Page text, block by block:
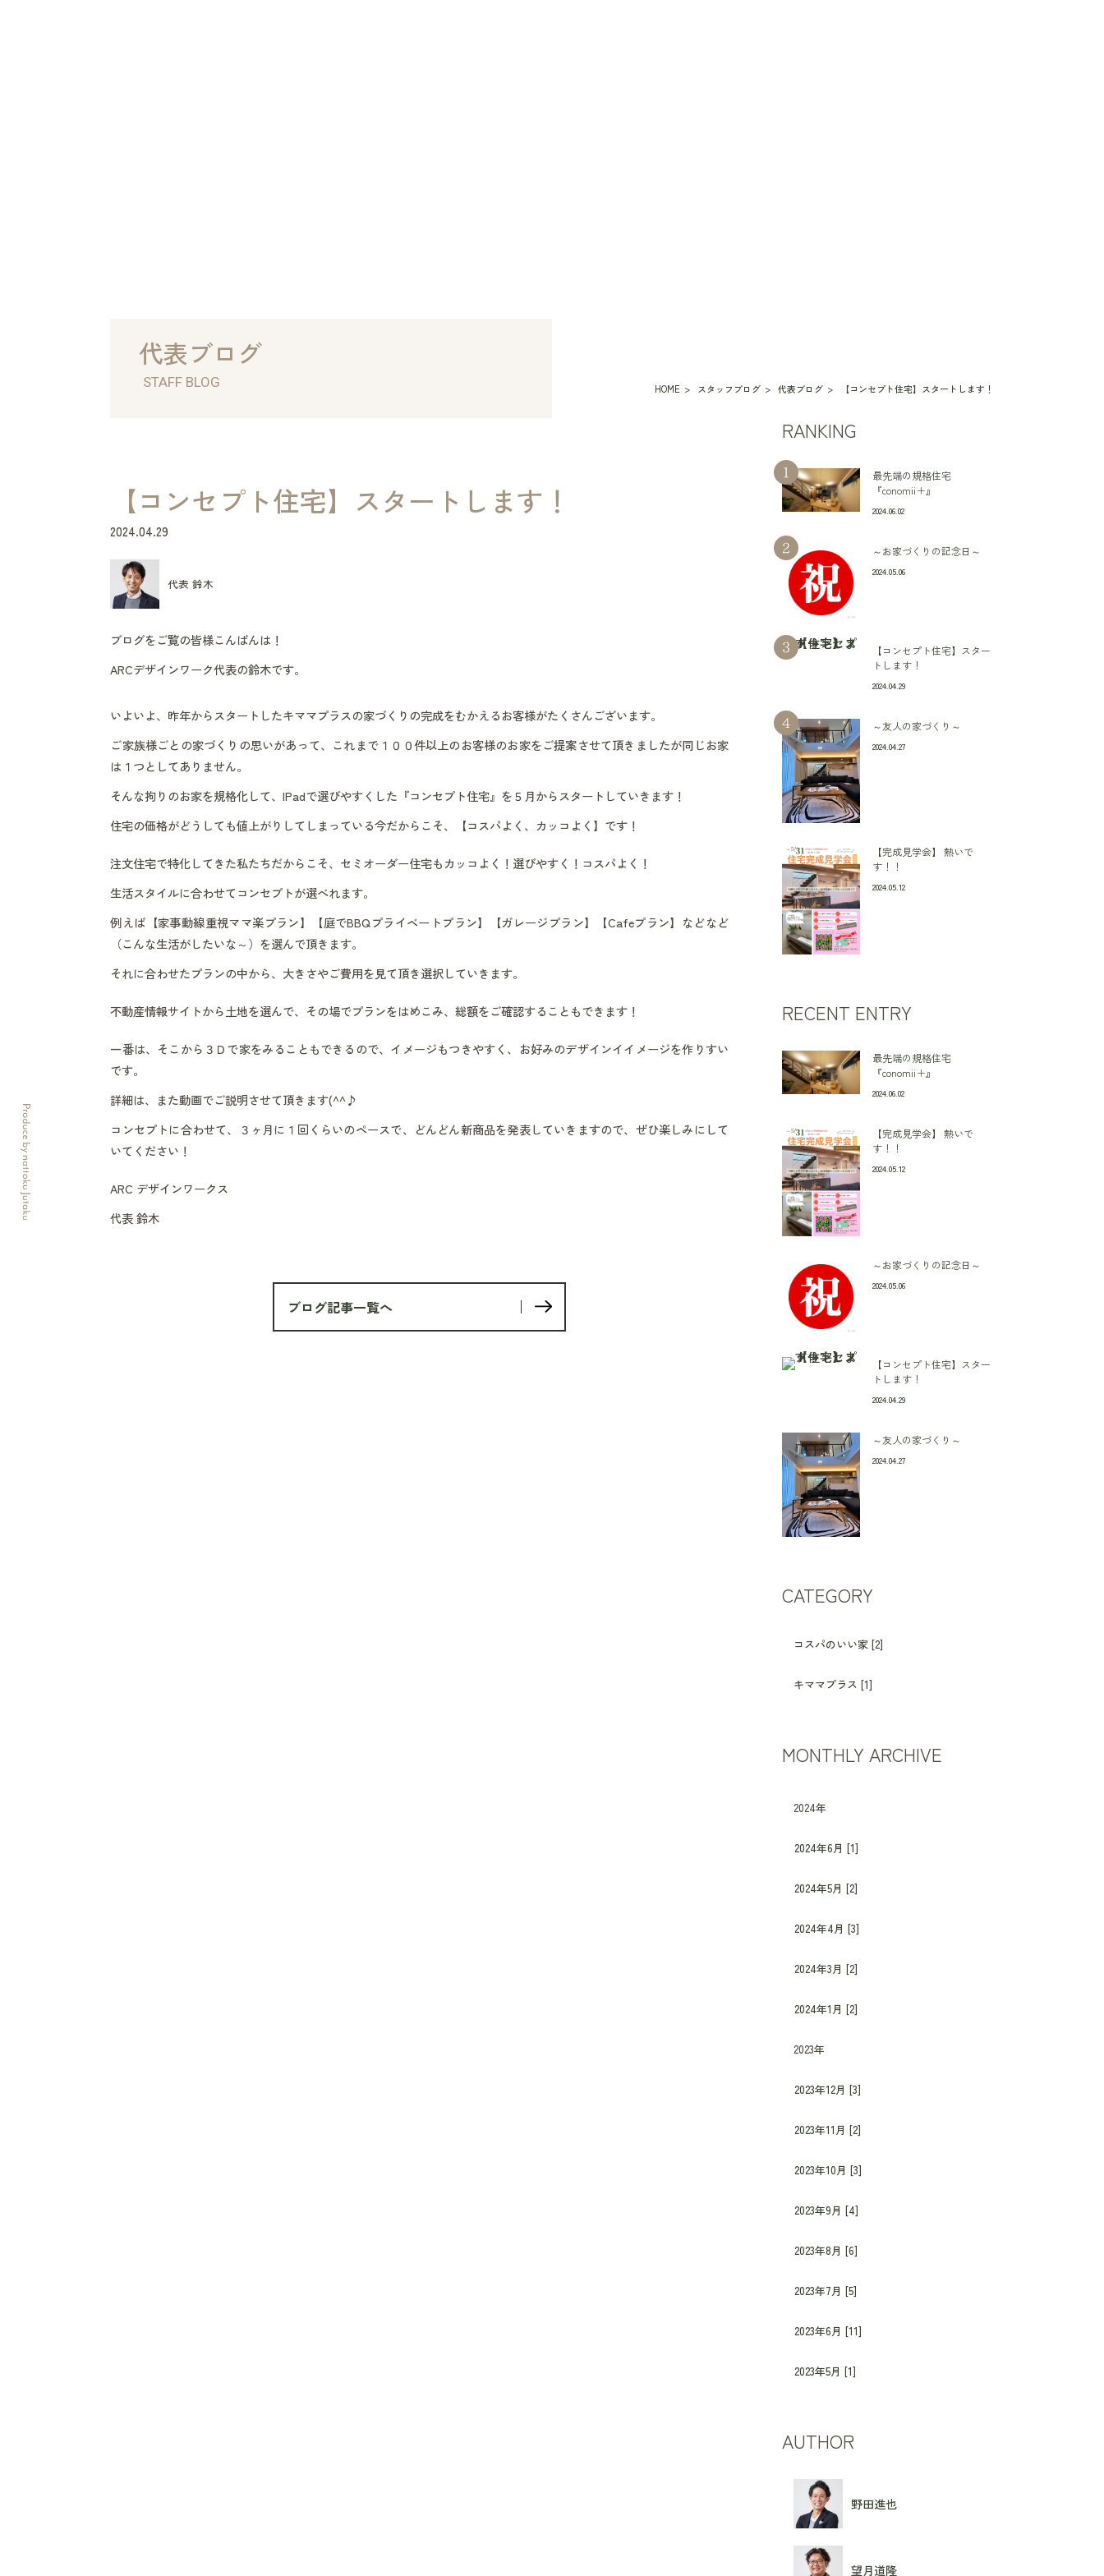
代表ブログ
STAFF BLOG HOME スタッフブログ 代表ブログ 【コンセプト住宅】スタートします！
【コンセプト住宅】スタートします！
2024.04.29
代表 鈴木
ブログをご覧の皆様こんばんは！
ARCデザインワーク代表の鈴木です。
いよいよ、昨年からスタートしたキママプラスの家づくりの完成をむかえるお客様がたくさんございます。
ご家族様ごとの家づくりの思いがあって、これまで１００件以上のお客様のお家をご提案させて頂きましたが同じお家
は１つとしてありません。
そんな拘りのお家を規格化して、IPadで選びやすくした『コンセプト住宅』を５月からスタートしていきます！
住宅の価格がどうしても値上がりしてしまっている今だからこそ、【コスパよく、カッコよく】です！
注文住宅で特化してきた私たちだからこそ、セミオーダー住宅もカッコよく！選びやすく！コスパよく！
生活スタイルに合わせてコンセプトが選べれます。
例えば【家事動線重視ママ楽プラン】【庭でBBQプライベートプラン】【ガレージプラン】【Cafeプラン】などなど
（こんな生活がしたいな～）を選んで頂きます。
それに合わせたプランの中から、大きさやご費用を見て頂き選択していきます。
不動産情報サイトから土地を選んで、その場でプランをはめこみ、総額をご確認することもできます！
一番は、そこから３Ｄで家をみることもできるので、イメージもつきやすく、お好みのデザインイイメージを作りすい
です。
詳細は、また動画でご説明させて頂きます(^^♪
コンセプトに合わせて、３ヶ月に１回くらいのペースで、どんどん新商品を発表していきますので、ぜひ楽しみにして
いてください！
ARC デザインワークス
代表 鈴木
ブログ記事一覧へ
RANKING
最先端の規格住宅
『conomii＋』
2024.06.02
～お家づくりの記念日～
2024.05.06
【コンセプト住宅】スター
トします！
2024.04.29
～友人の家づくり～
2024.04.27
【完成見学会】 熱いで
す！！
2024.05.12
RECENT ENTRY
最先端の規格住宅
『conomii＋』
2024.06.02
【完成見学会】 熱いで
す！！
2024.05.12
～お家づくりの記念日～
2024.05.06
【コンセプト住宅】スター
トします！
2024.04.29
～友人の家づくり～
2024.04.27
CATEGORY
コスパのいい家 [2]
キママプラス [1]
MONTHLY ARCHIVE
2024年
2024年6月 [1]
2024年5月 [2]
2024年4月 [3]
2024年3月 [2]
2024年1月 [2]
2023年
2023年12月 [3]
2023年11月 [2]
2023年10月 [3]
2023年9月 [4]
2023年8月 [6]
2023年7月 [5]
2023年6月 [11]
2023年5月 [1]
AUTHOR
野田進也
望月道隆